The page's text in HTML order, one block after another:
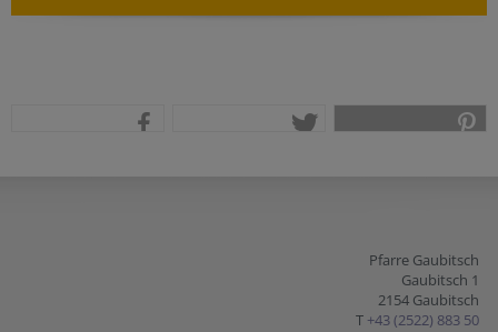
Pfarre Gaubitsch
Gaubitsch 1
2154 Gaubitsch
T +43 (2522) 883 50